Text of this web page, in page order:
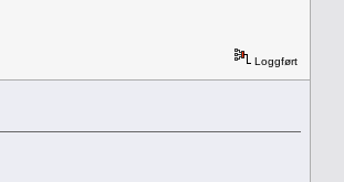
Loggført